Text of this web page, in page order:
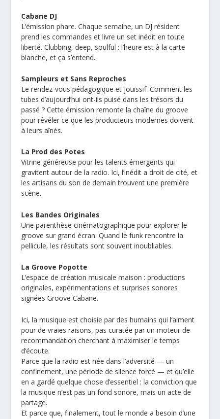
Cabane DJ
L’émission phare. Chaque semaine, un DJ résident
prend les commandes et livre un set inédit en toute
liberté. Clubbing, deep, soulful : l’heure est à la carte
blanche, et ça s’entend.
Sampleurs et Sans Reproches
Le rendez-vous pédagogique et jouissif. Comment les
tubes d’aujourd’hui ont-ils puisé dans les trésors du
passé ? Cette émission remonte la chaîne du groove
pour révéler ce que les producteurs modernes doivent
à leurs aînés.
La Prod des Potes
Vitrine généreuse pour les talents émergents qui
gravitent autour de la radio. Ici, l’inédit a droit de cité, et
les artisans du son de demain trouvent une première
scène.
Les Bandes Originales
Une parenthèse cinématographique pour explorer le
groove sur grand écran. Quand le funk rencontre la
pellicule, les résultats sont souvent inoubliables.
La Groove Popotte
L’espace de création musicale maison : productions
originales, expérimentations et surprises sonores
signées Groove Cabane.
Ici, la musique est choisie par des humains qui l’aiment
pour de vraies raisons, pas curatée par un moteur de
recommandation cherchant à maximiser le temps
d’écoute.
Parce que la radio est née dans l’adversité — un
confinement, une période de silence forcé — et qu’elle
en a gardé quelque chose d’essentiel : la conviction que
la musique n’est pas un fond sonore, mais un acte de
partage.
Et parce que, finalement, tout le monde a besoin d’une